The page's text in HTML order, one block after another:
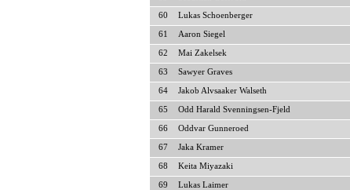
60 Lukas Schoenberger
61 Aaron Siegel
62 Mai Zakelsek
63 Sawyer Graves
64 Jakob Alvsaaker Walseth
65 Odd Harald Svenningsen-Fjeld
66 Oddvar Gunneroed
67 Jaka Kramer
68 Keita Miyazaki
69 Lukas Laimer